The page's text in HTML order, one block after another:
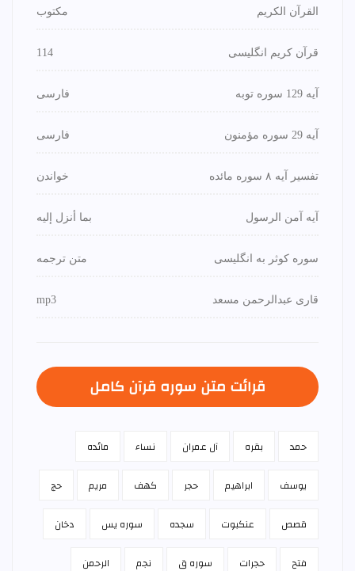
القرآن الكريم مكتوب
قرآن کریم انگلیسی 114
آیه 129 سوره توبه فارسی
آیه 29 سوره مؤمنون فارسی
تفسیر آیه ۸ سوره مائده خواندن
آیه آمن الرسول بما أنزل إليه
سوره کوثر به انگلیسی متن ترجمه
قاری عبدالرحمن مسعد mp3
قرائت متن سوره قرآن كامل
حمد بقره آل عمران نساء مائده
يوسف ابراهيم حجر كهف مريم حج
قصص عنكبوت سجده سوره يس دخان
فتح حجرات سوره ق نجم الرحمن